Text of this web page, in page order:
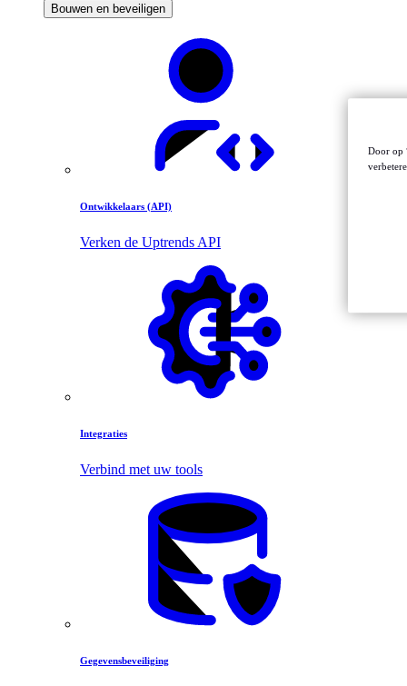
Bouwen en beveiligen
Ontwikkelaars (API)
Verken de Uptrends API
Integraties
Verbind met uw tools
Gegevensbeveiliging
Door op